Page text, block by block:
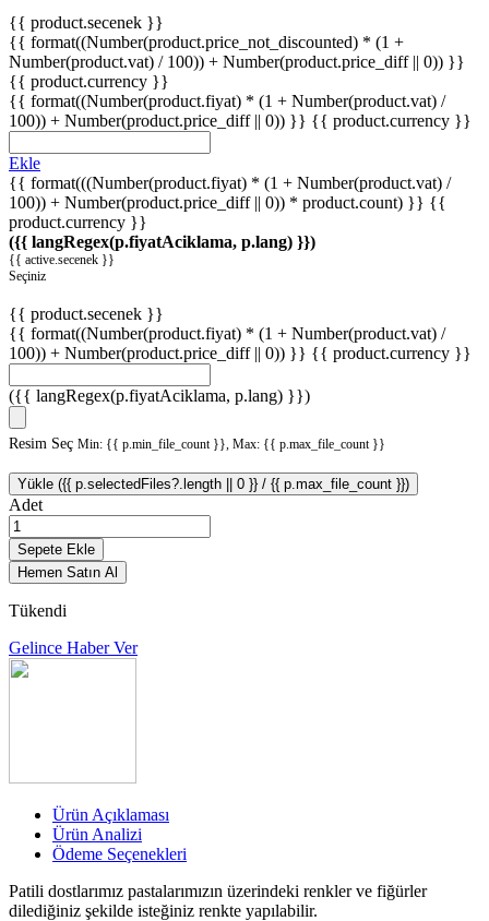
{{ product.secenek }}
{{ format((Number(product.price_not_discounted) * (1 +
Number(product.vat) / 100)) + Number(product.price_diff || 0)) }}
{{ product.currency }}
{{ format((Number(product.fiyat) * (1 + Number(product.vat) /
100)) + Number(product.price_diff || 0)) }} {{ product.currency }}
Ekle
{{ format(((Number(product.fiyat) * (1 + Number(product.vat) /
100)) + Number(product.price_diff || 0)) * product.count) }} {{
product.currency }}
({{ langRegex(p.fiyatAciklama, p.lang) }})
{{ active.secenek }}
Seçiniz
{{ product.secenek }}
{{ format((Number(product.fiyat) * (1 + Number(product.vat) /
100)) + Number(product.price_diff || 0)) }} {{ product.currency }}
({{ langRegex(p.fiyatAciklama, p.lang) }})
Resim Seç Min: {{ p.min_file_count }}, Max: {{ p.max_file_count }}
Yükle ({{ p.selectedFiles?.length || 0 }} / {{ p.max_file_count }})
Adet
Sepete Ekle
Hemen Satın Al
Tükendi
Gelince Haber Ver
Ürün Açıklaması
Ürün Analizi
Ödeme Seçenekleri
Patili dostlarımız pastalarımızın üzerindeki renkler ve fiğürler
dilediğiniz şekilde isteğiniz renkte yapılabilir.